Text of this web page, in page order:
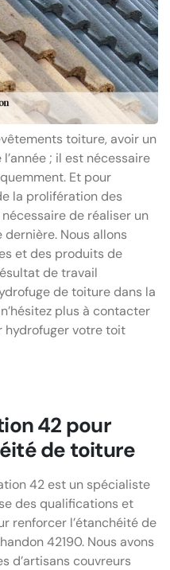
toiture, avoir un
; il est nécessaire
Et pour
la prolifération des
de réaliser un
Nous allons
et des produits de
de travail
de toiture dans la
plus à contacter
hydrofuger votre toit
42 pour
de toiture
42 est un spécialiste
des qualifications et
renforcer l’étanchéité de
42190. Nous avons
d’artisans couvreurs